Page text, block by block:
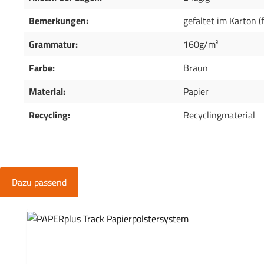
Bemerkungen:
gefaltet im Karton
Grammatur:
160g/m²
Farbe:
Braun
Material:
Papier
Recycling:
Recyclingmaterial
Dazu passend
Produktgalerie überspringen